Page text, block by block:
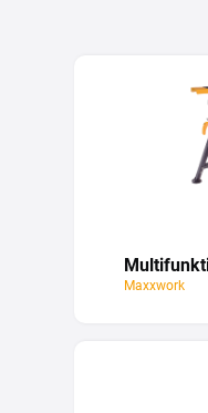
Maxxwork